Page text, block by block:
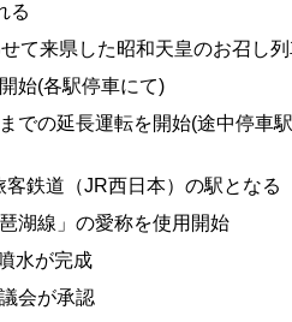
る
て来県した昭和天皇のお召し
始(各駅停車にて)
での延長運転を開始(途中停車
鉄道（JR西日本）の駅となる
湖線」の愛称を使用開始
水が完成
会が承認